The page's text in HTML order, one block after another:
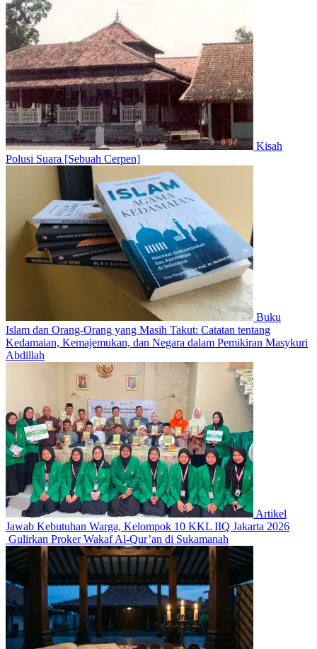
Kisah
Polusi Suara [Sebuah Cerpen]
Buku
Islam dan Orang-Orang yang Masih Takut: Catatan tentang
Kedamaian, Kemajemukan, dan Negara dalam Pemikiran Masykuri
Abdillah
Artikel
Jawab Kebutuhan Warga, Kelompok 10 KKL IIQ Jakarta 2026
Gulirkan Proker Wakaf Al-Qur’an di Sukamanah